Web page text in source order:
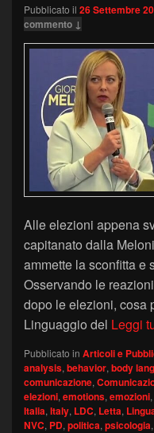
Pubblicato il 26 Settembre
commento ↓
Alle elezioni appena
capitanato dalla
ammette la sconfitta e
Osservando le
dopo le elezioni, cosa
Linguaggio del Leggi
Pubblicato in Articoli e
analysis, behavior, body
comunicazione,
elezioni, emotions, emozioni,
Italia, Italy, LDC, Letta,
NVC, PD, politica, psicologia,